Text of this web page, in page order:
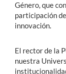
Género, que
participación
innovación.
El rector de la
nuestra